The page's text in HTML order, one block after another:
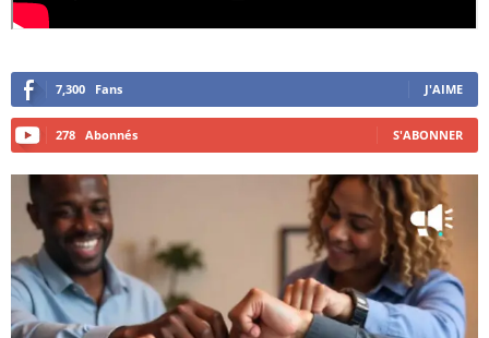
7,300 Fans J'AIME
278 Abonnés S'ABONNER